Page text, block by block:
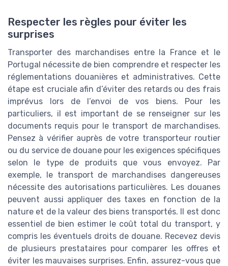
Respecter les règles pour éviter les
surprises
Transporter des marchandises entre la France et le
Portugal nécessite de bien comprendre et respecter les
réglementations douanières et administratives. Cette
étape est cruciale afin d’éviter des retards ou des frais
imprévus lors de l’envoi de vos biens. Pour les
particuliers, il est important de se renseigner sur les
documents requis pour le transport de marchandises.
Pensez à vérifier auprès de votre transporteur routier
ou du service de douane pour les exigences spécifiques
selon le type de produits que vous envoyez. Par
exemple, le transport de marchandises dangereuses
nécessite des autorisations particulières. Les douanes
peuvent aussi appliquer des taxes en fonction de la
nature et de la valeur des biens transportés. Il est donc
essentiel de bien estimer le coût total du transport, y
compris les éventuels droits de douane. Recevez devis
de plusieurs prestataires pour comparer les offres et
éviter les mauvaises surprises. Enfin, assurez-vous que